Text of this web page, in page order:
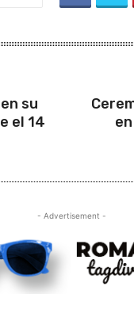
su
el 14
- Advertisement -